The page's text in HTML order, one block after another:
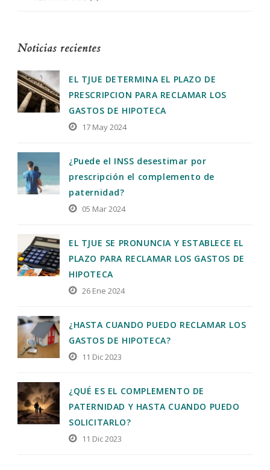
Noticias recientes
EL TJUE DETERMINA EL PLAZO DE
PRESCRIPCION PARA RECLAMAR LOS
GASTOS DE HIPOTECA
17 May 2024
¿Puede el INSS desestimar por
prescripción el complemento de
paternidad?
05 Mar 2024
EL TJUE SE PRONUNCIA Y ESTABLECE EL
PLAZO PARA RECLAMAR LOS GASTOS DE
HIPOTECA
26 Ene 2024
¿HASTA CUANDO PUEDO RECLAMAR LOS
GASTOS DE HIPOTECA?
11 Dic 2023
¿QUÉ ES EL COMPLEMENTO DE
PATERNIDAD Y HASTA CUANDO PUEDO
SOLICITARLO?
11 Dic 2023